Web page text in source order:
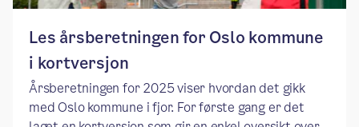
Les årsberetningen for Oslo kommune
i kortversjon
Årsberetningen for 2025 viser hvordan det gikk
med Oslo kommune i fjor. For første gang er det